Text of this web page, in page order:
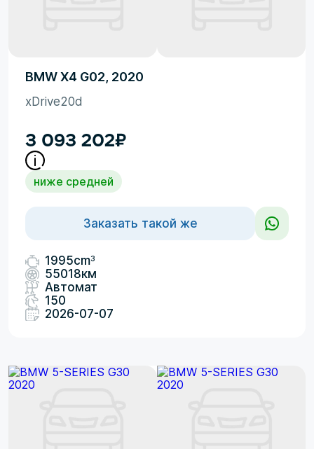
BMW X4 G02, 2020
xDrive20d
3 093 202₽
ниже средней
Заказать такой же
1995cm3
55018км
Автомат
150
2026-07-07